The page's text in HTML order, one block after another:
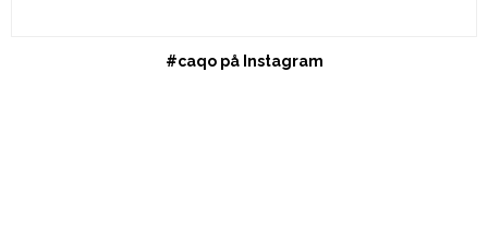
#caqo på Instagram